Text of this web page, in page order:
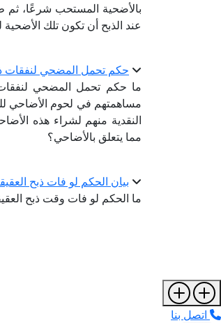
بالأضحية المستحب شرعًا، ثم
عند الذبح أن تكون تلك
حكم تحمل المضحي لنفقات
ما حكم تحمل المضحي لنفقات
مساهمتهم في لحوم الأضاحي
النقدية منهم لشراء هذه
مما يتعلق بالأضاحي؟
بيان الحكم لو فات ذبح
ما الحكم لو فات وقت ذبح
اتصل بنا